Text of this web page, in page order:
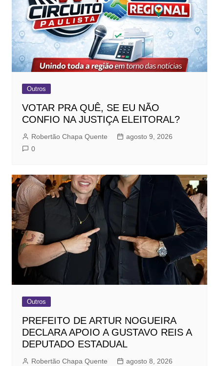
Outros
VOTAR PRA QUÊ, SE EU NÃO
CONFIO NA JUSTIÇA ELEITORAL?
Robertão Chapa Quente
agosto 9, 2026
0
Outros
PREFEITO DE ARTUR NOGUEIRA
DECLARA APOIO A GUSTAVO REIS A
DEPUTADO ESTADUAL
Robertão Chapa Quente agosto 8, 2026